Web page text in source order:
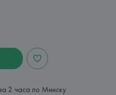
2 часа по Минску